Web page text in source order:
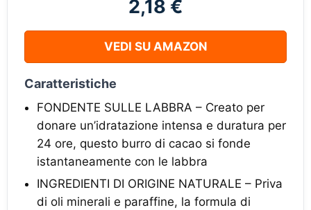
2,18 €
VEDI SU AMAZON
Caratteristiche
FONDENTE SULLE LABBRA – Creato per
donare un’idratazione intensa e duratura per
24 ore, questo burro di cacao si fonde
istantaneamente con le labbra
INGREDIENTI DI ORIGINE NATURALE – Priva
di oli minerali e paraffine, la formula di